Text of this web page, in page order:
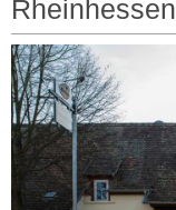
Rheinhessen